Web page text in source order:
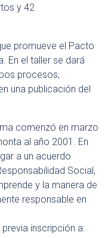
y 42
promueve el Pacto
En el taller se dará
procesos,
una publicación del
comenzó en marzo
al año 2001. En
a un acuerdo
Social,
y la manera de
responsable en
inscripción a: